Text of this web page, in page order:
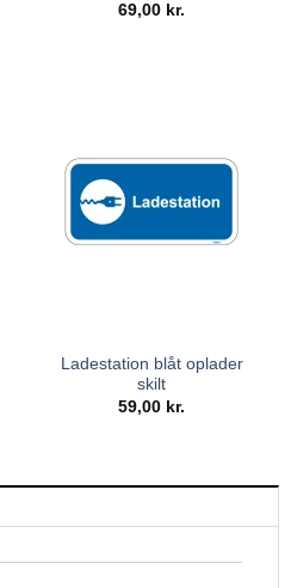
69,00 kr.
Ladestation blåt oplader
skilt
59,00 kr.